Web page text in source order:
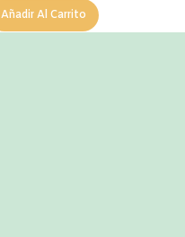
Añadir Al Carrito